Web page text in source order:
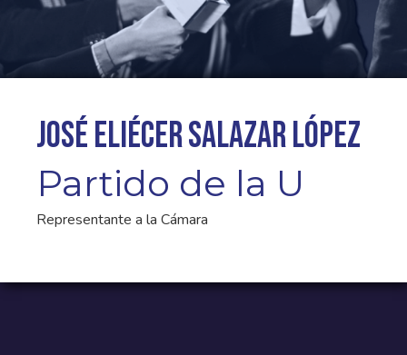
José Eliécer Salazar López
Partido de la U
Representante a la Cámara